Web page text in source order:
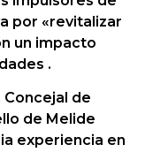
por «revitalizar
un impacto
.
Concejal de
de Melide
experiencia en